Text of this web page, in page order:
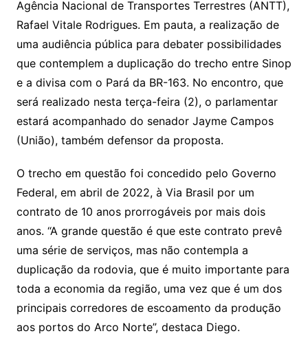
n
k
p
p
m
n
Cl
a
s
sr
o
o
n
a
g
e
k.
c
o
m
e o
M
ai
l
d
s
Agência Nacional de Transportes Terrestres (ANTT),
Rafael Vitale Rodrigues. Em pauta, a realização de
uma audiência pública para debater possibilidades
que contemplem a duplicação do trecho entre Sinop
e a divisa com o Pará da BR-163. No encontro, que
será realizado nesta terça-feira (2), o parlamentar
estará acompanhado do senador Jayme Campos
(União), também defensor da proposta.
O trecho em questão foi concedido pelo Governo
Federal, em abril de 2022, à Via Brasil por um
contrato de 10 anos prorrogáveis por mais dois
anos. “A grande questão é que este contrato prevê
uma série de serviços, mas não contempla a
duplicação da rodovia, que é muito importante para
toda a economia da região, uma vez que é um dos
principais corredores de escoamento da produção
aos portos do Arco Norte”, destaca Diego.